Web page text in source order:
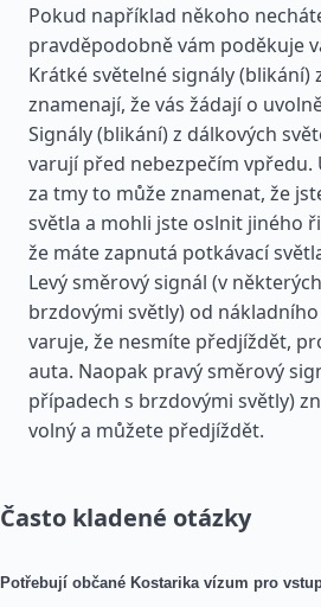
Pokud například někoho
pravděpodobně vám poděkuje
Krátké světelné signály (blikání)
znamenají, že vás žádají o
Signály (blikání) z dálkových
varují před nebezpečím vpředu.
za tmy to může znamenat, že
světla a mohli jste oslnit jiného
že máte zapnutá potkávací
Levý směrový signál (v
brzdovými světly) od
varuje, že nesmíte předjíždět,
auta. Naopak pravý směrový
případech s brzdovými světly)
volný a můžete předjíždět.
Často kladené otázky
Potřebují občané Kostarika vízum pro